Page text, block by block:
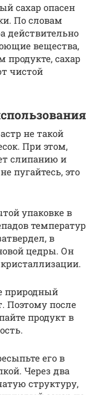
сахар опасен
По словам
действительно
вещества,
продукте, сахар
чистой
не такой
При этом,
слипанию и
пугайтесь, это
упаковке в
температур
в
цедры. Он
природный
Поэтому после
продукт в
его в
Через два
структуру,